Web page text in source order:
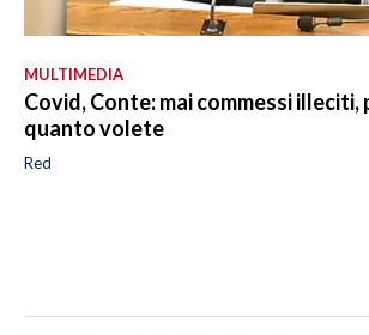
MULTIMEDIA
Covid, Conte: mai commessi
quanto volete
Red